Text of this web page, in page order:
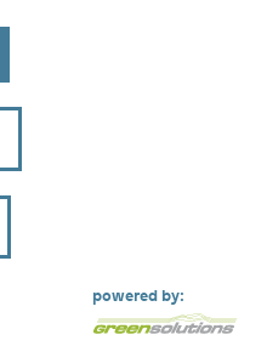
powered by: